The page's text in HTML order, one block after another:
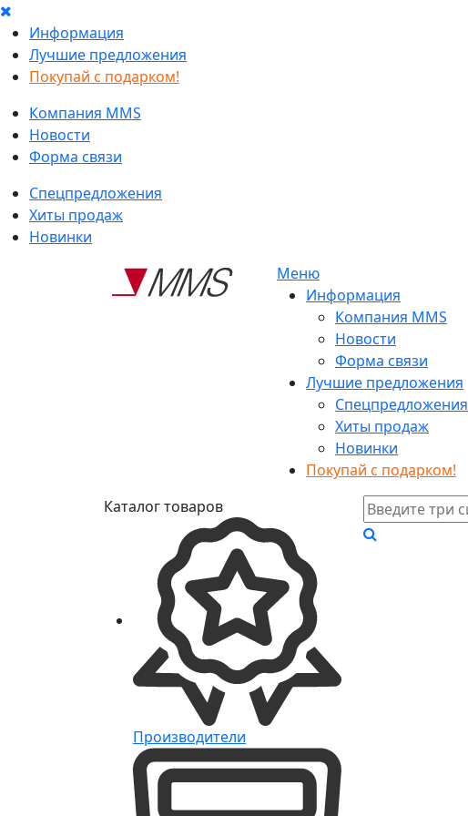
Информация
Лучшие предложения
Покупай с подарком!
Компания MMS
Новости
Форма связи
Спецпредложения
Хиты продаж
Новинки
Меню
Информация
Компания MMS
Новости
Форма связи
Лучшие предложения
Спецпредложения
Хиты продаж
Новинки
Покупай с подарком!
Каталог товаров
Производители